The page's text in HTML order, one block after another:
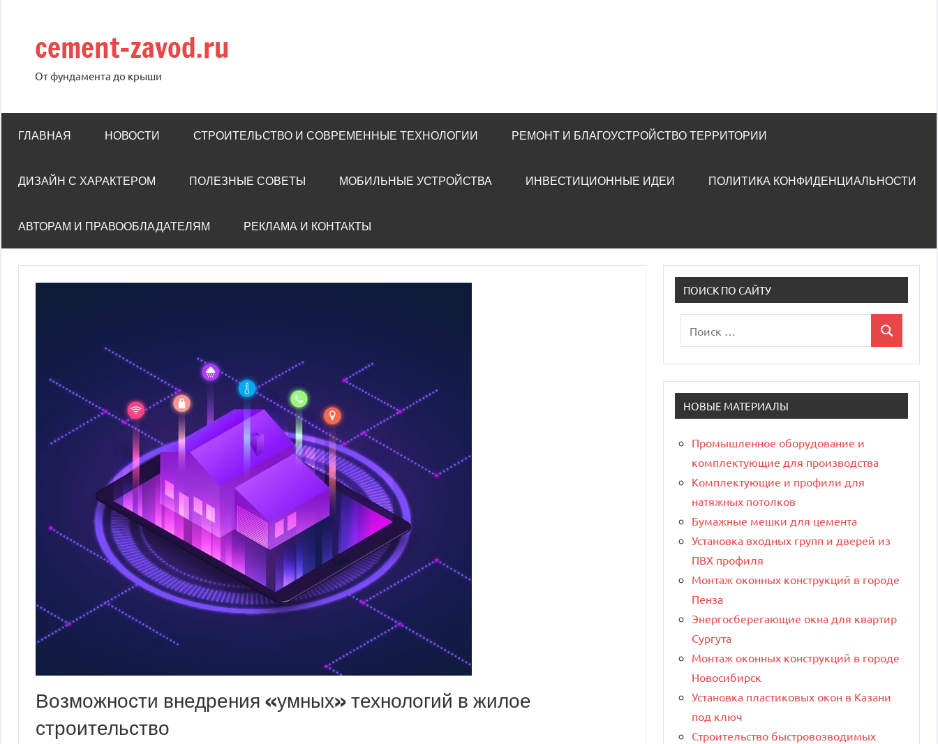
содержимому
cement-zavod.ru
От фундамента до крыши
ГЛАВНАЯ НОВОСТИ СТРОИТЕЛЬСТВО И СОВРЕМЕННЫЕ ТЕХНОЛОГИИ РЕМОНТ И БЛАГОУСТРОЙСТВО ТЕРРИТОРИИ
ДИЗАЙН С ХАРАКТЕРОМ ПОЛЕЗНЫЕ СОВЕТЫ МОБИЛЬНЫЕ УСТРОЙСТВА ИНВЕСТИЦИОННЫЕ ИДЕИ ПОЛИТИКА КОНФИДЕНЦИАЛЬНОСТИ
АВТОРАМ И ПРАВООБЛАДАТЕЛЯМ РЕКЛАМА И КОНТАКТЫ
Возможности внедрения «умных» технологий в жилое
строительство
ПОИСК ПО САЙТУ
для:
Поиск
НОВЫЕ МАТЕРИАЛЫ
Промышленное оборудование и
комплектующие для производства
Комплектующие и профили для
натяжных потолков
Бумажные мешки для цемента
Установка входных групп и дверей из
ПВХ профиля
Монтаж оконных конструкций в городе
Пенза
Энергосберегающие окна для квартир
Сургута
Монтаж оконных конструкций в городе
Новосибирск
Установка пластиковых окон в Казани
под ключ
Строительство быстровозводимых